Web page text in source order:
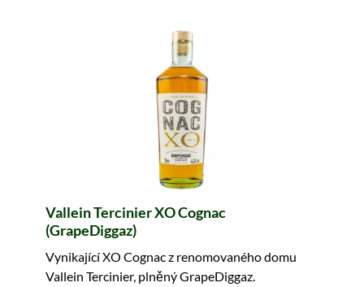
Vallein Tercinier XO Cognac
(GrapeDiggaz)
Vynikající XO Cognac z renomovaného domu
Vallein Tercinier, plněný GrapeDiggaz.